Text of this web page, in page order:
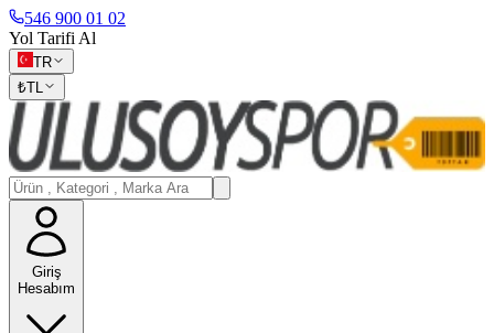
546 900 01 02
Yol Tarifi Al
TR
₺TL
Giriş
Hesabım